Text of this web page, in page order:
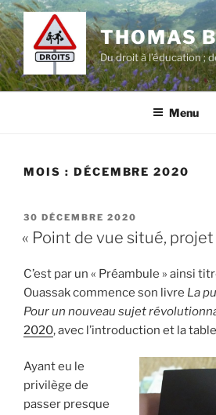
Aller
au
contenu
principal
THOMAS
Du droit à l’éducation ;
Menu
MOIS : DÉCEMBRE 2020
PUBLIÉ
LE
30 DÉCEMBRE 2020
« Point de vue situé,
C’est par un « Préambule » ainsi
Ouassak commence son livre La
Pour un nouveau sujet
2020, avec l’introduction et la
Ayant eu le
privilège de
passer presque